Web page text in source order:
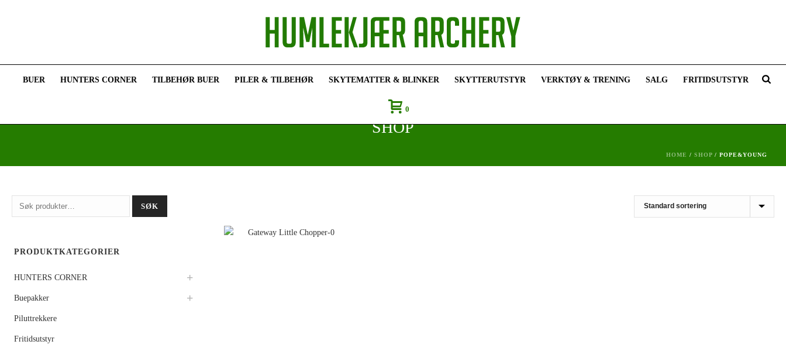
BUER HUNTERS CORNER TILBEHØR BUER PILER & TILBEHØR SKYTEMATTER & BLINKER SKYTTERUTSTYR VERKTØY & TRENING SALG FRITIDSUTSTYR
0
SHOP
HOME / SHOP / POPE&YOUNG
Søk
etter:
SØK
PRODUKTKATEGORIER
HUNTERS CORNER
Buepakker
Piluttrekkere
Fritidsutstyr